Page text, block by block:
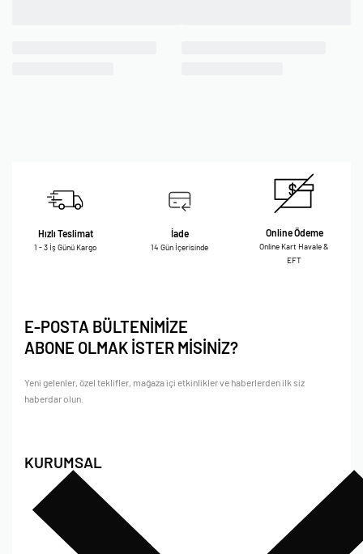
Hızlı Teslimat
1 - 3 İş Günü Kargo
İade
14 Gün İçerisinde
Online Ödeme
Online Kart Havale &
EFT
KURUMSAL
E-POSTA BÜLTENİMİZE
ABONE OLMAK İSTER MİSİNİZ?
Yeni gelenler, özel teklifler, mağaza içi etkinlikler ve haberlerden ilk siz
haberdar olun.